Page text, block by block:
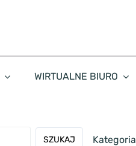
WIRTUALNE BIURO
SZUKAJ Kategoria